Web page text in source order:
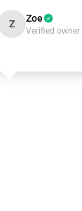
Z Zoe
Verified owner